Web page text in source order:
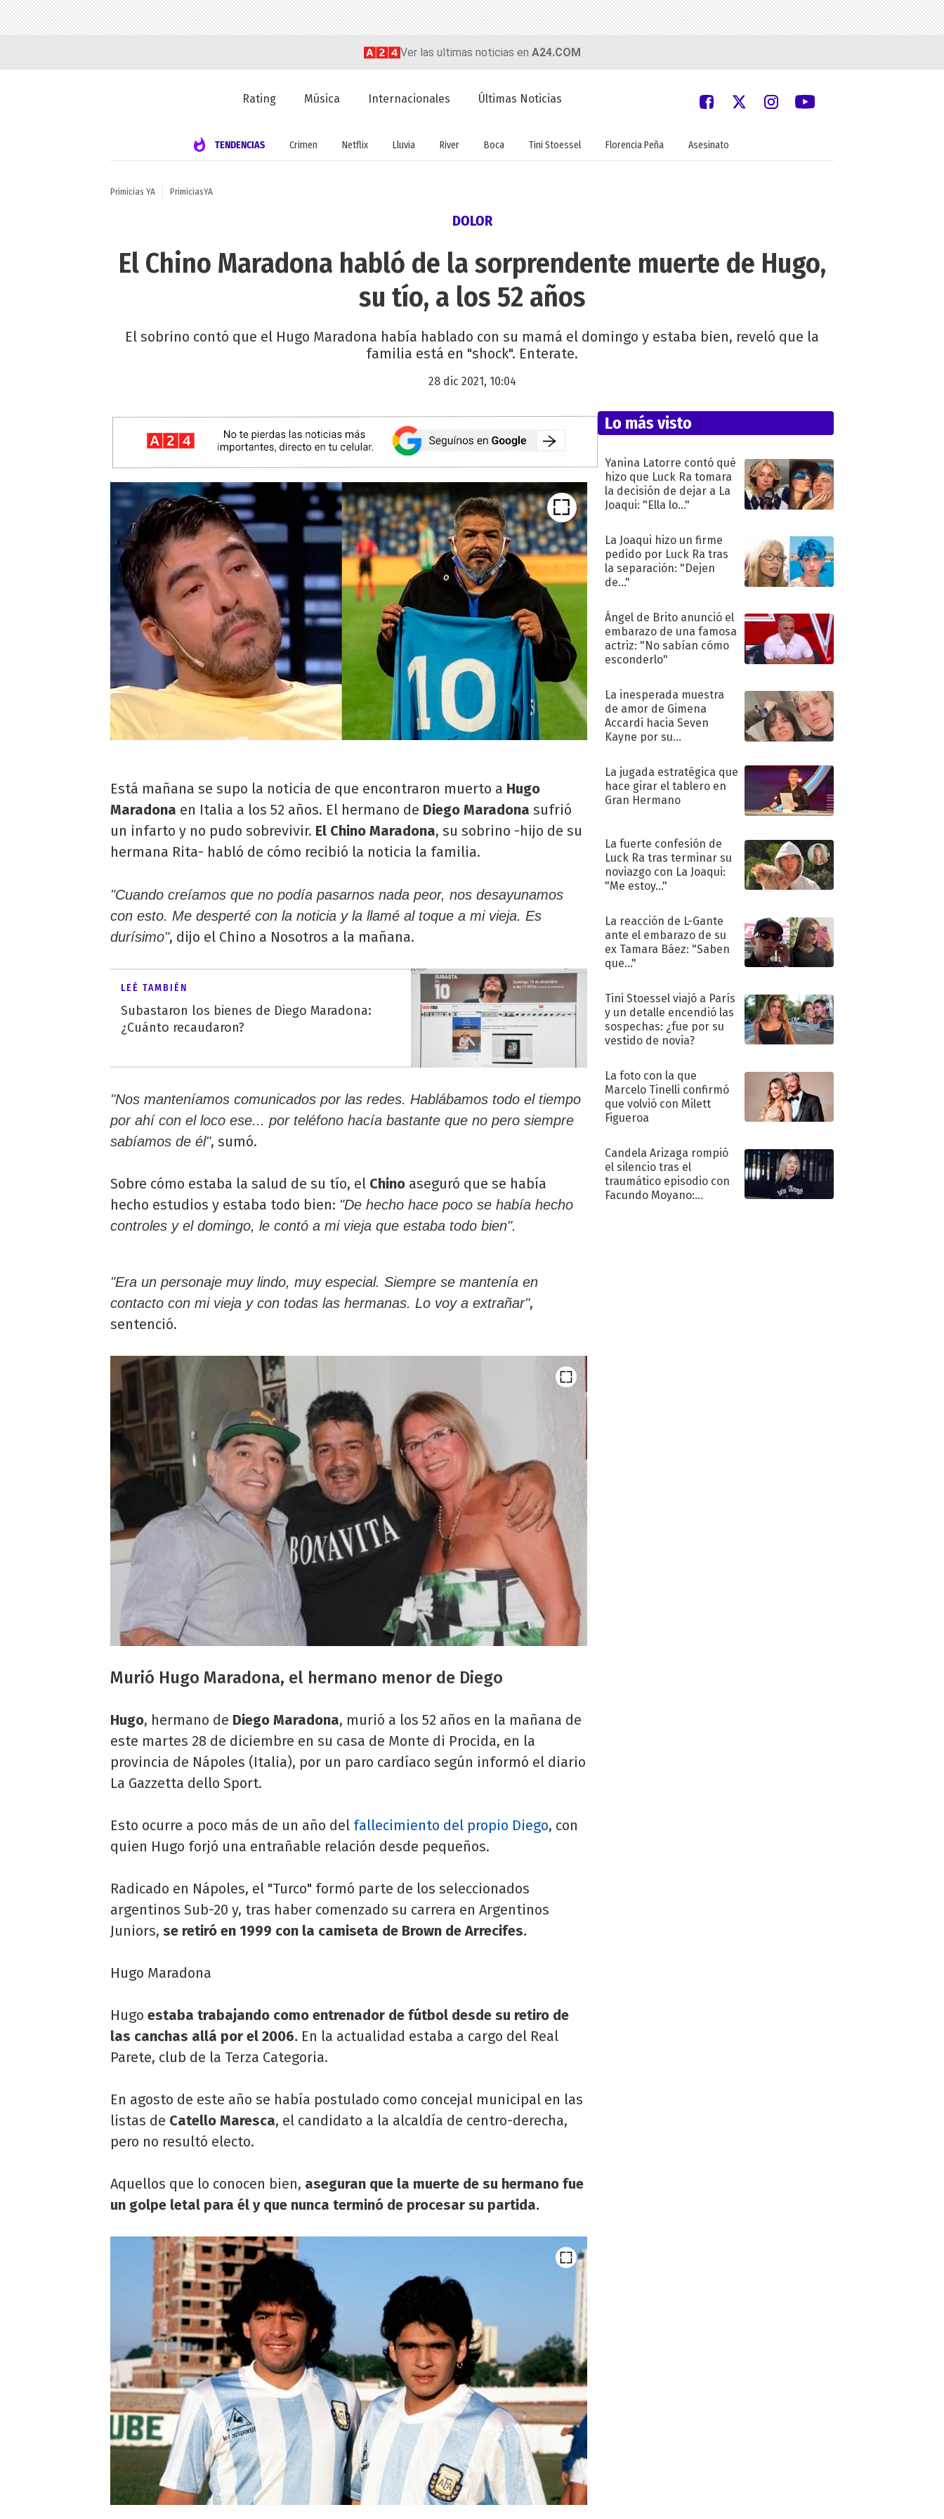
Ver las ultimas noticias en A24.COM
Rating Música Internacionales Últimas Noticias
TENDENCIAS Crimen Netflix Lluvia River Boca Tini Stoessel Florencia Peña Asesinato
Primicias YA PrimiciasYA
DOLOR
El Chino Maradona habló de la sorprendente muerte de Hugo,
su tío, a los 52 años
El sobrino contó que el Hugo Maradona había hablado con su mamá el domingo y estaba bien, reveló que la
familia está en "shock". Enterate.
28 dic 2021, 10:04
Está mañana se supo la noticia de que encontraron muerto a Hugo
Maradona en Italia a los 52 años. El hermano de Diego Maradona sufrió
un infarto y no pudo sobrevivir. El Chino Maradona, su sobrino -hijo de su
hermana Rita- habló de cómo recibió la noticia la familia.
"Cuando creíamos que no podía pasarnos nada peor, nos desayunamos
con esto. Me desperté con la noticia y la llamé al toque a mi vieja. Es
durísimo", dijo el Chino a Nosotros a la mañana.
LEÉ TAMBIÉN
Subastaron los bienes de Diego Maradona:
¿Cuánto recaudaron?
"Nos manteníamos comunicados por las redes. Hablábamos todo el tiempo
por ahí con el loco ese... por teléfono hacía bastante que no pero siempre
sabíamos de él", sumó.
Sobre cómo estaba la salud de su tío, el Chino aseguró que se había
hecho estudios y estaba todo bien: "De hecho hace poco se había hecho
controles y el domingo, le contó a mi vieja que estaba todo bien".
"Era un personaje muy lindo, muy especial. Siempre se mantenía en
contacto con mi vieja y con todas las hermanas. Lo voy a extrañar",
sentenció.
Murió Hugo Maradona, el hermano menor de Diego
Hugo, hermano de Diego Maradona, murió a los 52 años en la mañana de
este martes 28 de diciembre en su casa de Monte di Procida, en la
provincia de Nápoles (Italia), por un paro cardíaco según informó el diario
La Gazzetta dello Sport.
Esto ocurre a poco más de un año del fallecimiento del propio Diego, con
quien Hugo forjó una entrañable relación desde pequeños.
Radicado en Nápoles, el "Turco" formó parte de los seleccionados
argentinos Sub-20 y, tras haber comenzado su carrera en Argentinos
Juniors, se retiró en 1999 con la camiseta de Brown de Arrecifes.
Hugo Maradona
Hugo estaba trabajando como entrenador de fútbol desde su retiro de
las canchas allá por el 2006. En la actualidad estaba a cargo del Real
Parete, club de la Terza Categoria.
En agosto de este año se había postulado como concejal municipal en las
listas de Catello Maresca, el candidato a la alcaldía de centro-derecha,
pero no resultó electo.
Aquellos que lo conocen bien, aseguran que la muerte de su hermano fue
un golpe letal para él y que nunca terminó de procesar su partida.
Lo más visto
Yanina Latorre contó qué
hizo que Luck Ra tomara
la decisión de dejar a La
Joaqui: "Ella lo..."
La Joaqui hizo un firme
pedido por Luck Ra tras
la separación: "Dejen
de..."
Ángel de Brito anunció el
embarazo de una famosa
actriz: "No sabían cómo
esconderlo"
La inesperada muestra
de amor de Gimena
Accardi hacia Seven
Kayne por su
La jugada estratégica que
hace girar el tablero en
Gran Hermano
La fuerte confesión de
Luck Ra tras terminar su
noviazgo con La Joaqui:
"Me estoy..."
La reacción de L-Gante
ante el embarazo de su
ex Tamara Báez: "Saben
que..."
Tini Stoessel viajó a París
y un detalle encendió las
sospechas: ¿fue por su
vestido de novia?
La foto con la que
Marcelo Tinelli confirmó
que volvió con Milett
Figueroa
Candela Arizaga rompió
el silencio tras el
traumático episodio con
Facundo Moyano: